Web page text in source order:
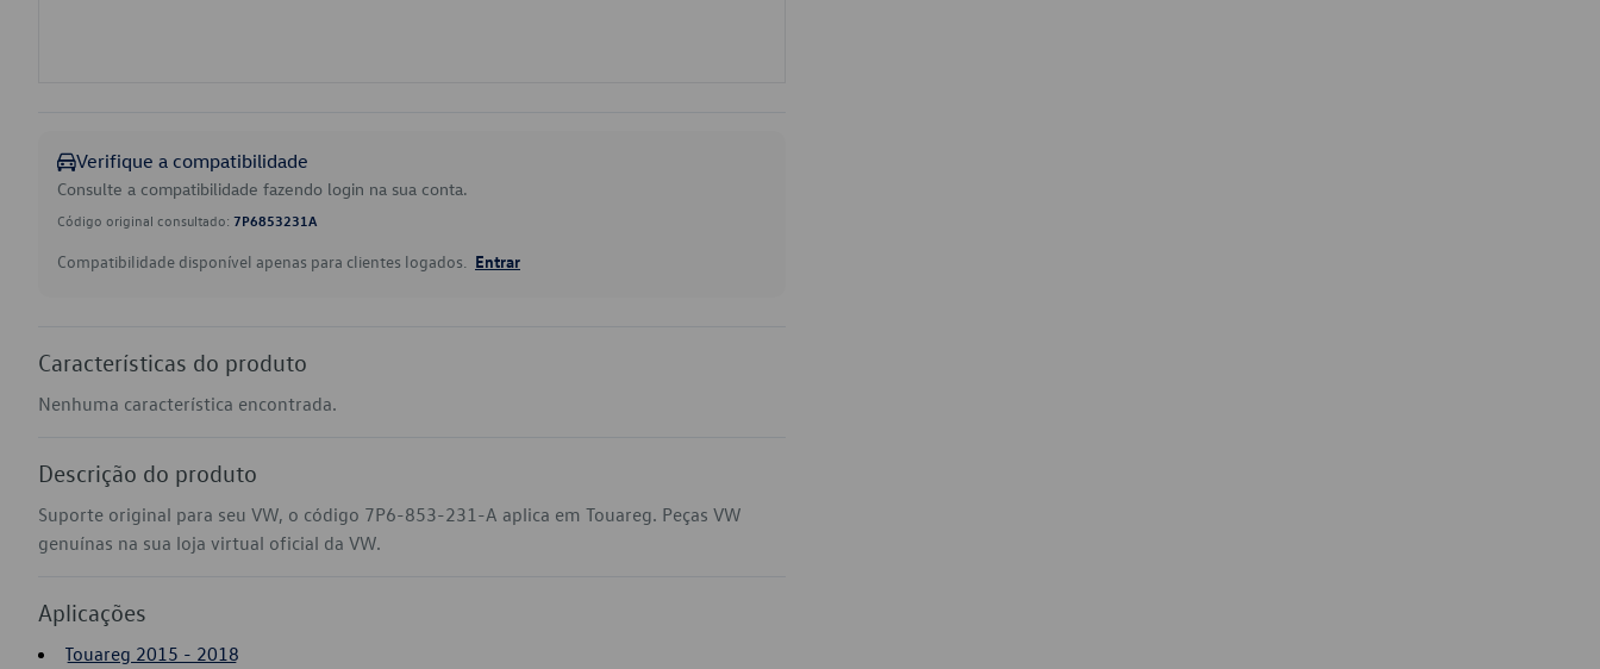
Verifique a compatibilidade
Consulte a compatibilidade fazendo login na sua conta.
Código original consultado: 7P6853231A
Compatibilidade disponível apenas para clientes logados. Entrar
Características do produto
Nenhuma característica encontrada.
Descrição do produto
Suporte original para seu VW, o código 7P6-853-231-A aplica em Touareg. Peças VW
genuínas na sua loja virtual oficial da VW.
Aplicações
Touareg 2015 - 2018